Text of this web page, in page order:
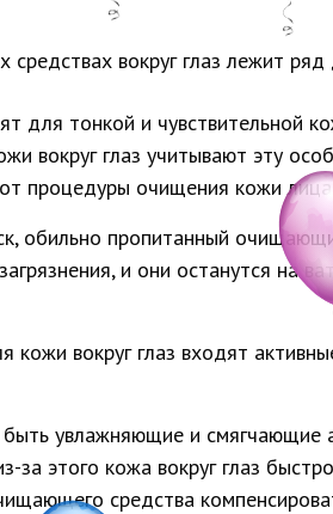
вокруг глаз лежит ряд
тонкой и чувствительной
вокруг глаз учитывают эту
процедуры очищения кожи
обильно пропитанный
и они останутся на
вокруг глаз входят
увлажняющие и смягчающие
этого кожа вокруг глаз
средства